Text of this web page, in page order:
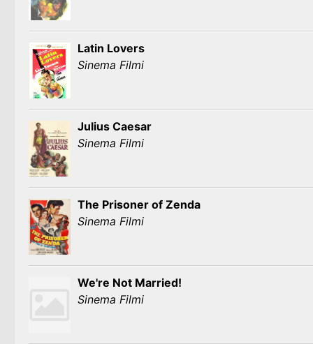
Latin Lovers
Sinema Filmi
Julius Caesar
Sinema Filmi
The Prisoner of Zenda
Sinema Filmi
We're Not Married!
Sinema Filmi